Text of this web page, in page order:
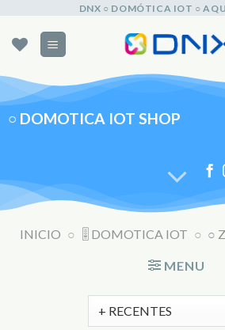
content
DNX ○ DOMÓTICA IOT ○
○ DOMOTICA IOT SHOP
INICIO ○ 🎚️ DOMOTICA IOT ○ ○
MENU